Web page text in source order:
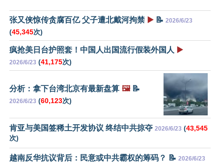
张又侠惊传贪腐百亿 父子遭北戴河拘禁 ▶️ 📝 2026/6/23
(45,345次)
疯抢美日台护照套！中国人出国流行假装外国人 ▶️
2026/6/23 (41,175次)
分析：拿下台湾北京有最新盘算 🖼️📝
2026/6/23 (60,123次)
肯亚与美国签稀土开发协议 终结中共掠夺 2026/6/23 (43,545
次)
越南反华抗议背后：民意或中共霸权的筹码？ 📝 2026/6/23